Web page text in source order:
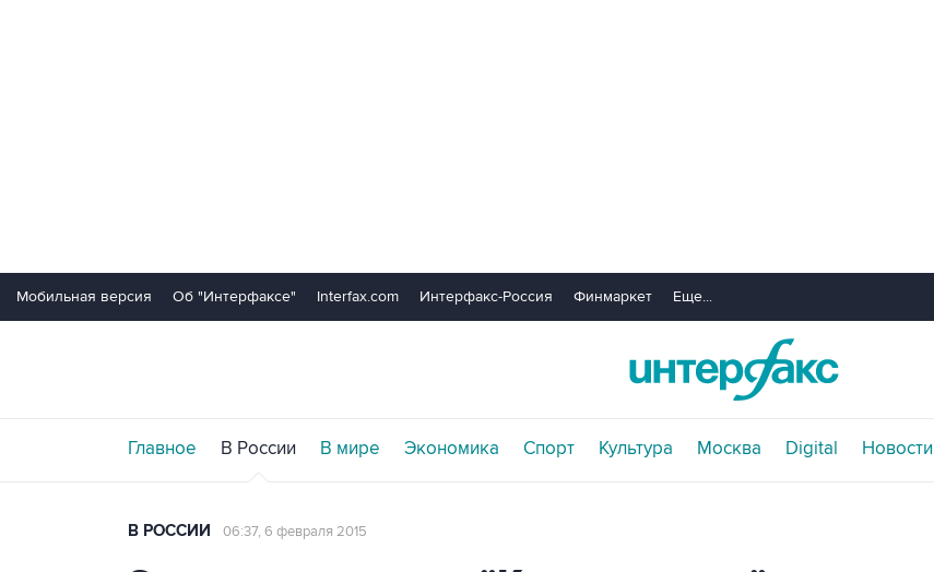
Мобильная версия Об "Интерфаксе" Interfax.com Интерфакс-Россия Финмаркет Еще...
Главное В России В мире Экономика Спорт Культура Москва Digital Новости
В РОССИИ 06:37, 6 февраля 2015